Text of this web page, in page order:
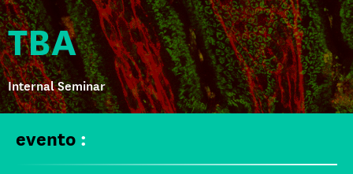
TBA
Internal Seminar
evento :